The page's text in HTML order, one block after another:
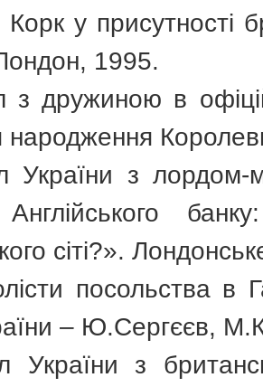
Корк у присутності
1995.
з дружиною в
народження
України з
сіті?».
посольства в
– Ю.Сергєєв,
України з